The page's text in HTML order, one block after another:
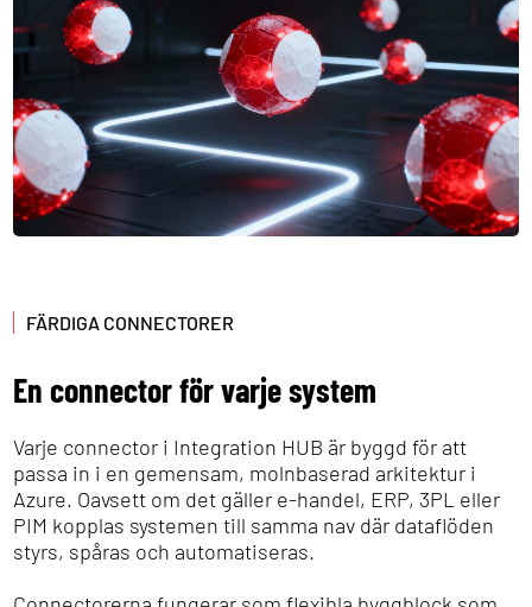
FÄRDIGA CONNECTORER
En connector för varje system
Varje connector i Integration HUB är byggd för att
passa in i en gemensam, molnbaserad arkitektur i
Azure. Oavsett om det gäller e-handel, ERP, 3PL eller
PIM kopplas systemen till samma nav där dataflöden
styrs, spåras och automatiseras.